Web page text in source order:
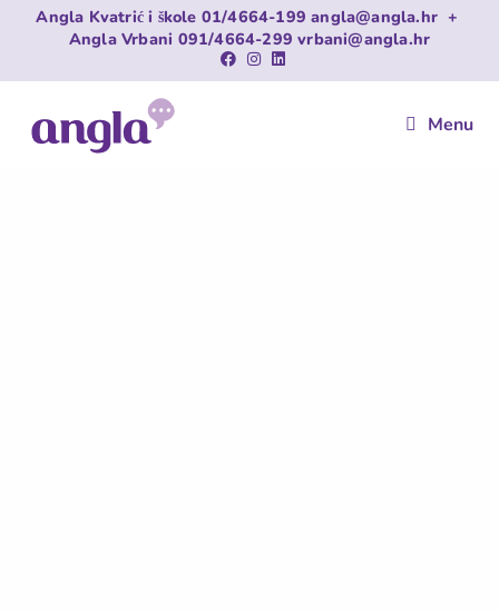
Angla Kvatrić i škole 01/4664-199angla@angla.hr +
Angla Vrbani 091/4664-299vrbani@angla.hr
Menu